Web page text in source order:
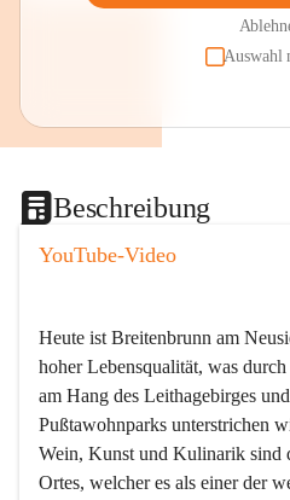
Auswahl
Beschreibung
YouTube-Video
Heute ist Breitenbrunn am
hoher Lebensqualität, was
am Hang des Leithagebirges
Pußtawohnparks unterstrichen
Wein, Kunst und Kulinarik sind
Ortes, welcher es als einer der